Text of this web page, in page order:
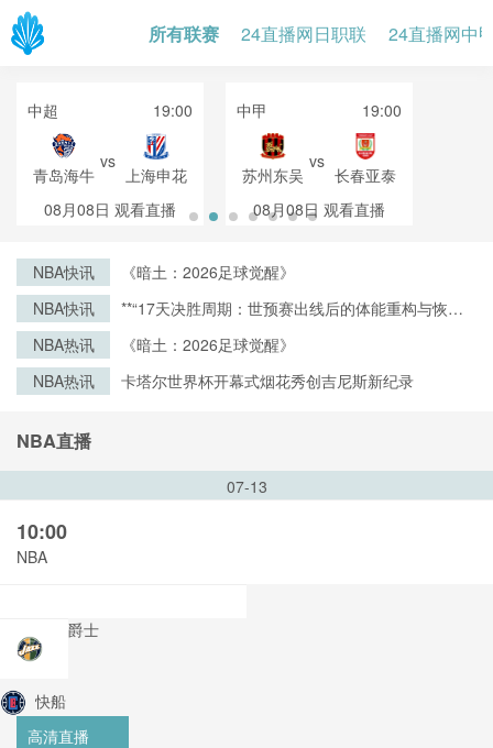
所有联赛 24直播网日职联 24直播网中
中超 19:00
青岛海牛
vs
上海申花
08月08日 观看直播
中甲 19:00
苏州东吴
vs
长春亚泰
08月08日 观看直播
NBA快讯
《暗土：2026足球觉醒》
NBA快讯
**“17天决胜周期：世预赛出线后的体能重构与恢复
NBA热讯
《暗土：2026足球觉醒》
NBA热讯
卡塔尔世界杯开幕式烟花秀创吉尼斯新纪录
NBA直播
07-13
10:00
NBA
爵士
快船
高清直播